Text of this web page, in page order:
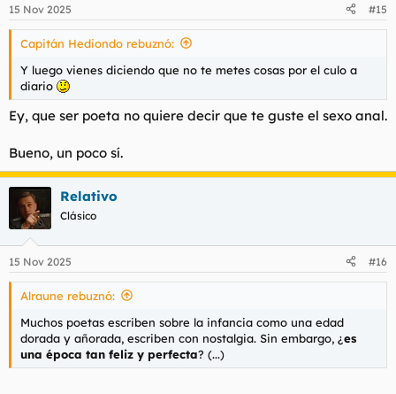
15 Nov 2025 #15
Capitán Hediondo rebuznó:
Y luego vienes diciendo que no te metes cosas por el culo a
diario
Ey, que ser poeta no quiere decir que te guste el sexo anal.
Bueno, un poco sí.
Relativo
Clásico
15 Nov 2025 #16
Alraune rebuznó:
Muchos poetas escriben sobre la infancia como una edad
dorada y añorada, escriben con nostalgia. Sin embargo, ¿es
una época tan feliz y perfecta? (...)